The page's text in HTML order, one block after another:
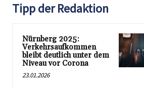
Tipp der Redaktion
Nürnberg 2025:
Verkehrsaufkommen
bleibt deutlich unter dem
Niveau vor Corona
23.01.2026